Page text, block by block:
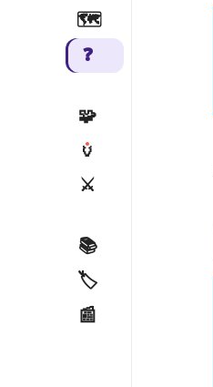
🗺️
❓
🧩
🏺
⚔️
📚
🏷️
📰